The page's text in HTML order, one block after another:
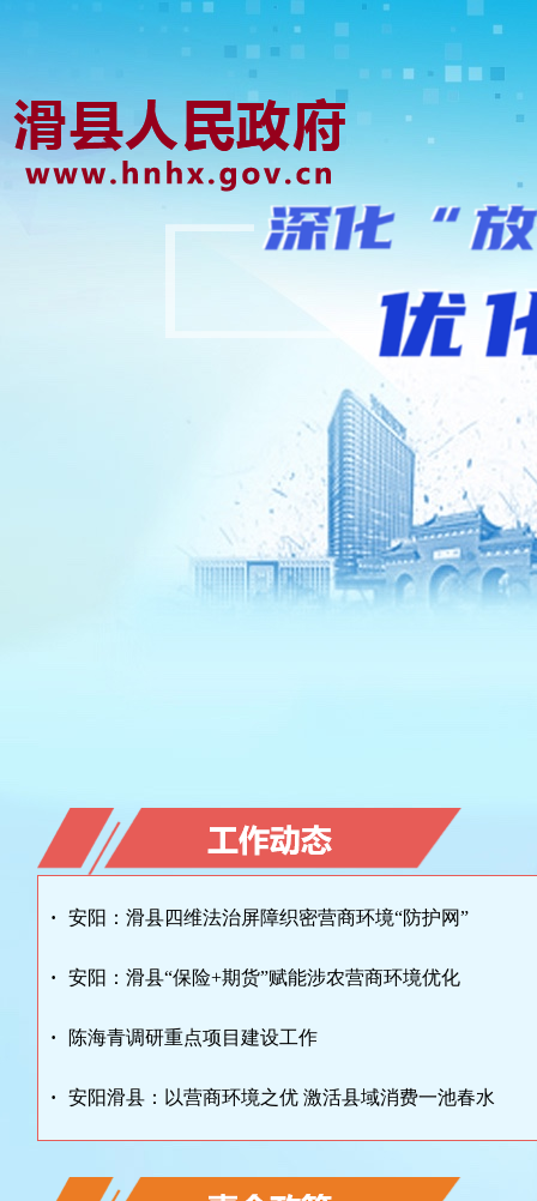
· 安阳：滑县四维法治屏障织密营商环境“防护网”
· 安阳：滑县“保险+期货”赋能涉农营商环境优化
· 陈海青调研重点项目建设工作
· 安阳滑县：以营商环境之优 激活县域消费一池春水